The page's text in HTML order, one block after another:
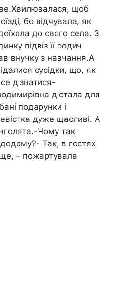
щоб
бо відчувала, як
до свого села. З
підвіз її родич
внучку з навчання.А
сусідки, що, як
дізнатися-
дістала для
подарунки і
дуже щасливі. А
Чому так
Так, в гостях
– пожартувала